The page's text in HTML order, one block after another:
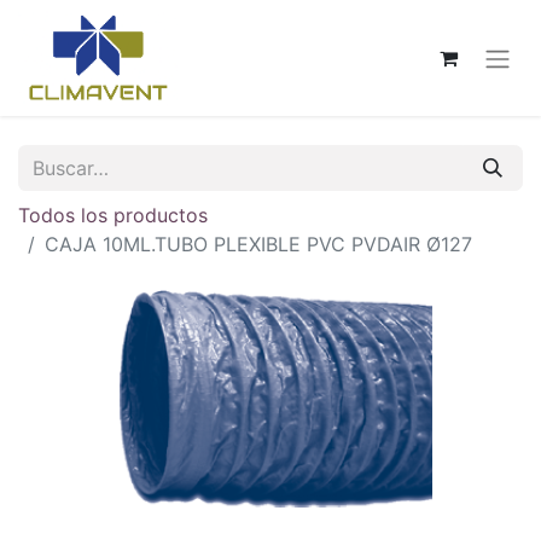
Todos los productos
CAJA 10ML.TUBO PLEXIBLE PVC PVDAIR Ø127